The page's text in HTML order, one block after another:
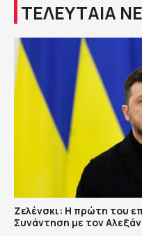
ΤΕΛΕΥΤΑΙΑ
Ζελένσκι: Η πρώτη του
Συνάντηση με τον